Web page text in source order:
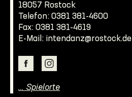
18057 Rostock
Telefon: 0381 381-4600
Fax: 0381 381-4619
E-Mail: intendanz@rostock.de
… Spielorte